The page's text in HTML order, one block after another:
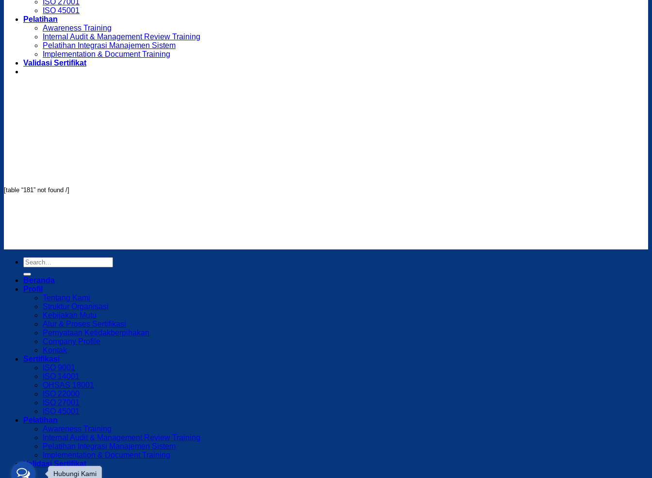
ISO 27001
ISO 45001
Pelatihan
Awareness Training
Internal Audit & Management Review Training
Pelatihan Integrasi Manajemen Sistem
Implementation & Document Training
Validasi Sertifikat
[table “181” not found /]
Beranda
Profil
Tentang Kami
Struktur Organisasi
Kebijakan Mutu
Alur & Proses Sertifikasi
Pernyataan Ketidakberpihakan
Company Profile
Kontak
Sertifikasi
ISO 9001
ISO 14001
OHSAS 18001
ISO 22000
ISO 27001
ISO 45001
Pelatihan
Awareness Training
Internal Audit & Management Review Training
Pelatihan Integrasi Manajemen Sistem
Implementation & Document Training
Validasi Sertifikat
Hubungi Kami